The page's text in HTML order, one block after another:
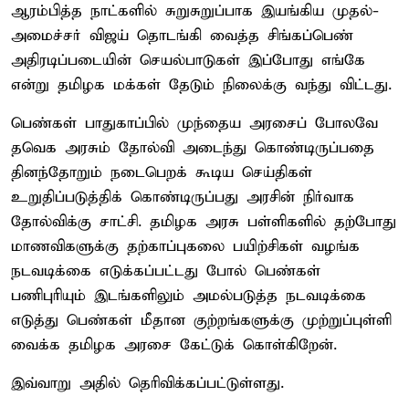
ஆரம்பித்த நாட்களில் சுறுசுறுப்பாக இயங்கிய முதல்-
அமைச்சர் விஜய் தொடங்கி வைத்த சிங்கப்பெண்
அதிரடிப்படையின் செயல்பாடுகள் இப்போது எங்கே
என்று தமிழக மக்கள் தேடும் நிலைக்கு வந்து விட்டது.
பெண்கள் பாதுகாப்பில் முந்தைய அரசைப் போலவே
தவெக அரசும் தோல்வி அடைந்து கொண்டிருப்பதை
தினந்தோறும் நடைபெறக் கூடிய செய்திகள்
உறுதிப்படுத்திக் கொண்டிருப்பது அரசின் நிர்வாக
தோல்விக்கு சாட்சி. தமிழக அரசு பள்ளிகளில் தற்போது
மாணவிகளுக்கு தற்காப்புகலை பயிற்சிகள் வழங்க
நடவடிக்கை எடுக்கப்பட்டது போல் பெண்கள்
பணிபுரியும் இடங்களிலும் அமல்படுத்த நடவடிக்கை
எடுத்து பெண்கள் மீதான குற்றங்களுக்கு முற்றுப்புள்ளி
வைக்க தமிழக அரசை கேட்டுக் கொள்கிறேன்.
இவ்வாறு அதில் தெரிவிக்கப்பட்டுள்ளது.